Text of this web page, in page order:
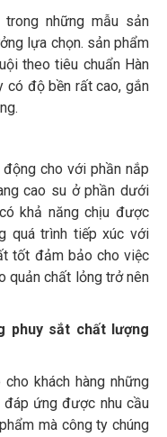
những mẫu sản
lựa chọn. sản phẩm
theo tiêu chuẩn Hàn
có độ bền rất cao, gắn
cho với phần nắp
cao su ở phần dưới
khả năng chịu được
quá trình tiếp xúc với
tốt đảm bảo cho việc
quản chất lỏng trở nên
phuy sắt chất lượng
khách hàng những
ứng được nhu cầu
mà công ty chúng